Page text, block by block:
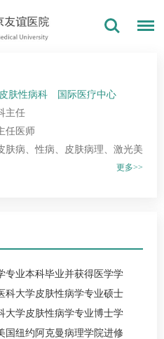
皮肤性病科
国际医疗中心
主任
任医师
肤病、性病、皮肤病理、激光美
更多>>
专业本科毕业并获得医学学
科大学皮肤性病学专业硕士
大学皮肤性病学专业博士学
国纽约阿克曼病理学院进修